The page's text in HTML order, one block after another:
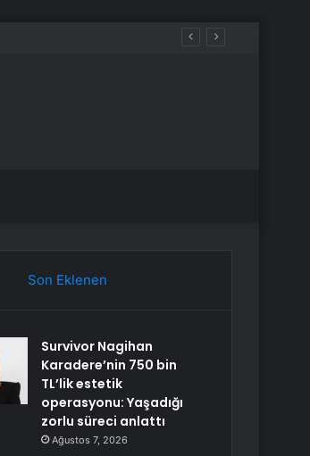
Son Eklenen
Survivor Nagihan
Karadere’nin 750 bin
TL’lik estetik
operasyonu: Yaşadığı
zorlu süreci anlattı
Ağustos 7, 2026